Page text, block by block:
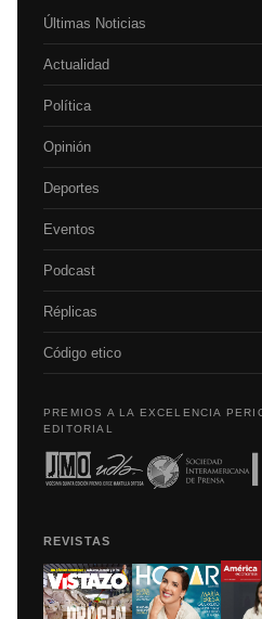
Últimas Noticias
Actualidad
Política
Opinión
Deportes
Eventos
Podcast
Réplicas
Código etico
PREMIOS A LA EXCELENCIA
EDITORIAL
REVISTAS